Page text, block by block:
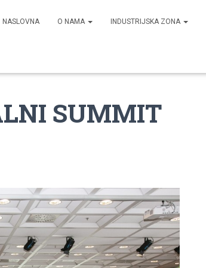
NASLOVNA O NAMA INDUSTRIJSKA ZONA
SUMMIT